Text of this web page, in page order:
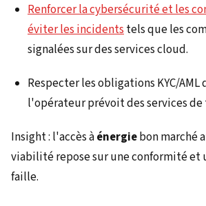
Renforcer la cybersécurité et les
éviter les incidents tels que les
signalées sur des services cloud.
Respecter les obligations KYC/AML
l'opérateur prévoit des services de
Insight : l'accès àénergiebon marché
viabilité repose sur une conformité et
faille.